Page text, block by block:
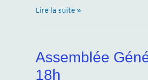
Nouvelle
Lire la suite »
Assemblée
18h